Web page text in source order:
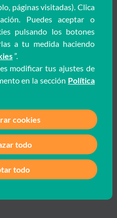
páginas visitadas). Clica
Puedes aceptar o
pulsando los botones
a tu medida haciendo
”.
modificar tus ajustes de
en la sección Política